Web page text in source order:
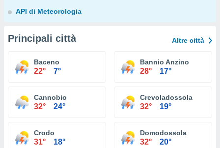
API di Meteorologia
Principali città Altre città
Baceno
22° 7°
Bannio Anzino
28° 17°
Cannobio
32° 24°
Crevoladossola
32° 19°
Crodo
31° 18°
Domodossola
32° 20°